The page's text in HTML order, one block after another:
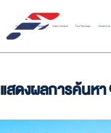
Home Travel Update Video Content Tour Package Contact Us
แสดงผลการค้นหา